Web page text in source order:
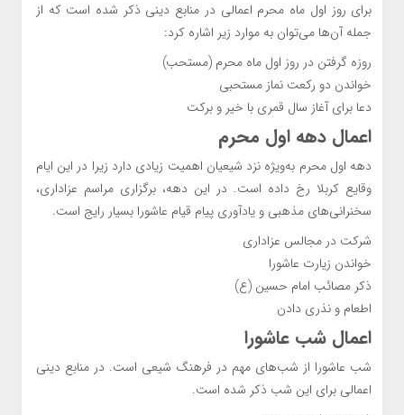
برای روز اول ماه محرم اعمالی در منابع دینی ذکر شده است که از
جمله آن‌ها می‌توان به موارد زیر اشاره کرد:
روزه گرفتن در روز اول ماه محرم (مستحب)
خواندن دو رکعت نماز مستحبی
دعا برای آغاز سال قمری با خیر و برکت
اعمال دهه اول محرم
دهه اول محرم به‌ویژه نزد شیعیان اهمیت زیادی دارد زیرا در این ایام
وقایع کربلا رخ داده است. در این دهه، برگزاری مراسم عزاداری،
سخنرانی‌های مذهبی و یادآوری پیام قیام عاشورا بسیار رایج است.
شرکت در مجالس عزاداری
خواندن زیارت عاشورا
ذکر مصائب امام حسین (ع)
اطعام و نذری دادن
اعمال شب عاشورا
شب عاشورا از شب‌های مهم در فرهنگ شیعی است. در منابع دینی
اعمالی برای این شب ذکر شده است.